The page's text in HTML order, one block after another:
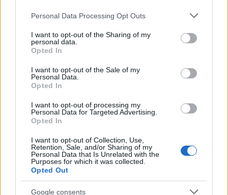
Please note that this website/app uses one or more Google
not limited to your visit or usage behaviour. You may click to
grant or deny consent to Google and its third-party tags to
use your data for below specified purposes in below Google
consent section.
Personal Data Processing Opt Outs
I want to opt-out of the Sharing of my
personal data.
Opted In
I want to opt-out of the Sale of my
Personal Data.
Opted In
I want to opt-out of processing my
Personal Data for Targeted Advertising.
Opted In
I want to opt-out of Collection, Use,
Retention, Sale, and/or Sharing of my
Personal Data that Is Unrelated with the
Purposes for which it was collected.
Opted Out
Google consents